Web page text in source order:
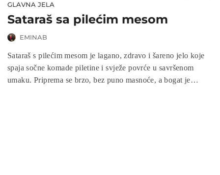
GLAVNA JELA
Sataraš sa pilećim mesom
EMINAB
Sataraš s pilećim mesom je lagano, zdravo i šareno jelo koje
spaja sočne komade piletine i svježe povrće u savršenom
umaku. Priprema se brzo, bez puno masnoće, a bogat je